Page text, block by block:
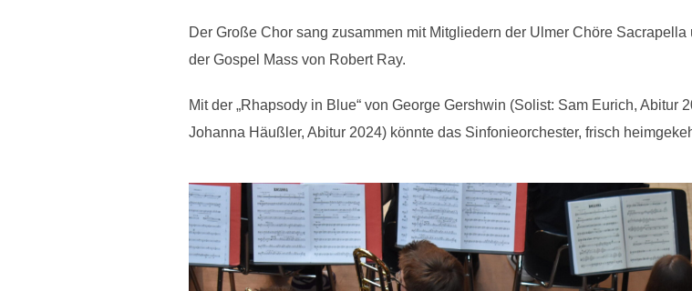
Der Große Chor sang zusammen mit Mitgliedern der Ulmer Chöre
der Gospel Mass von Robert Ray.
Mit der „Rhapsody in Blue“ von George Gershwin (Solist: Sam Eurich,
Johanna Häußler, Abitur 2024) könnte das Sinfonieorchester, frisch